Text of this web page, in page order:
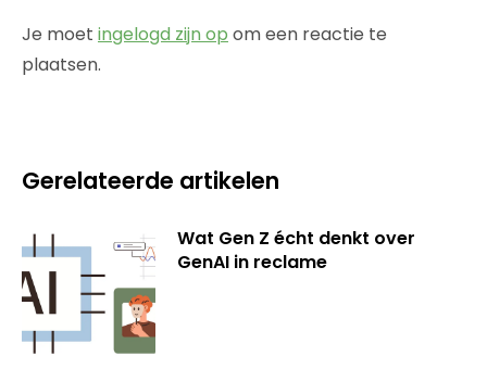
Je moet ingelogd zijn op om een reactie te
plaatsen.
Gerelateerde artikelen
Wat Gen Z écht denkt over
GenAI in reclame